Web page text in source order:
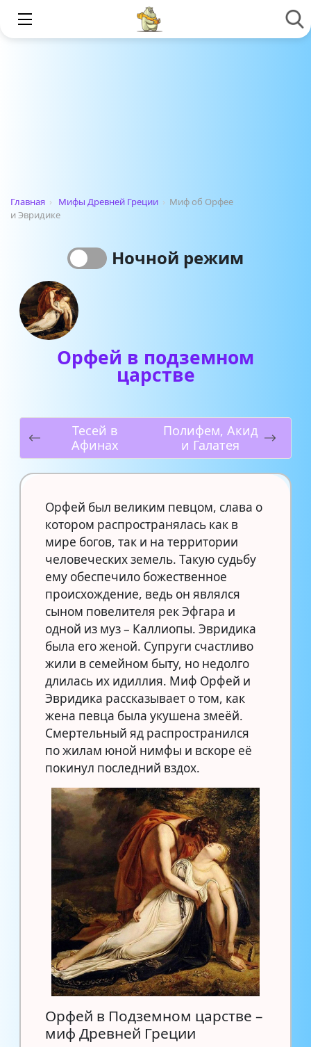
Главная › Мифы Древней Греции › Миф об Орфее
и Эвридике
Ночной режим
Орфей в подземном
царстве
Тесей в
Афинах
Полифем, Акид
и Галатея
Орфей был великим певцом, слава о
котором распространялась как в
мире богов, так и на территории
человеческих земель. Такую судьбу
ему обеспечило божественное
происхождение, ведь он являлся
сыном повелителя рек Эфгара и
одной из муз – Каллиопы. Эвридика
была его женой. Супруги счастливо
жили в семейном быту, но недолго
длилась их идиллия. Миф Орфей и
Эвридика рассказывает о том, как
жена певца была укушена змеёй.
Смертельный яд распространился
по жилам юной нимфы и вскоре её
покинул последний вздох.
Орфей в Подземном царстве –
миф Древней Греции